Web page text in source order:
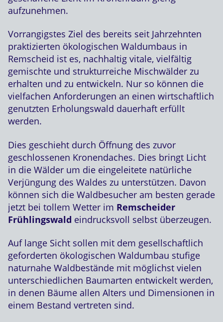
aufzunehmen.
Vorrangigstes Ziel des bereits seit Jahrzehnten
praktizierten ökologischen Waldumbaus in
Remscheid ist es, nachhaltig vitale, vielfältig
gemischte und strukturreiche Mischwälder zu
erhalten und zu entwickeln. Nur so können die
vielfachen Anforderungen an einen wirtschaftlich
genutzten Erholungswald dauerhaft erfüllt
werden.
Dies geschieht durch Öffnung des zuvor
geschlossenen Kronendaches. Dies bringt Licht
in die Wälder um die eingeleitete natürliche
Verjüngung des Waldes zu unterstützen. Davon
können sich die Waldbesucher am besten gerade
jetzt bei tollem Wetter im Remscheider
Frühlingswald eindrucksvoll selbst überzeugen.
Auf lange Sicht sollen mit dem gesellschaftlich
geforderten ökologischen Waldumbau stufige
naturnahe Waldbestände mit möglichst vielen
unterschiedlichen Baumarten entwickelt werden,
in denen Bäume allen Alters und Dimensionen in
einem Bestand vertreten sind.